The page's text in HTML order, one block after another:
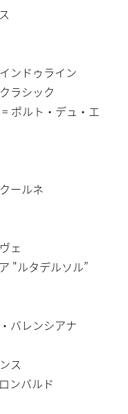
ンドゥライン
ラシック
ポルト・デュ・エ
ールネ
ェ
"ルタデルソル”
バレンシアナ
ス
ンバルド